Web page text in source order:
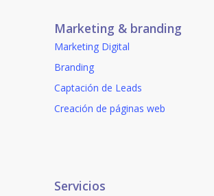
Marketing & branding
Marketing Digital
Branding
Captación de Leads
Creación de páginas web
Servicios